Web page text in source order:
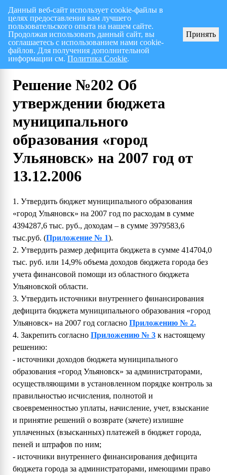
Перспективный план работ на I полугодие 2026 г.
Решение №202 Об
утверждении бюджета
муниципального
образования «город
Ульяновск» на 2007 год от
13.12.2006
1. Утвердить бюджет муниципального образования
«город Ульяновск» на 2007 год по расходам в сумме
4394287,6 тыс. руб., доходам – в сумме 3979583,6
тыс.руб. (Приложение № 1).
2. Утвердить размер дефицита бюджета в сумме 414704,0
тыс. руб. или 14,9% объема доходов бюджета города без
учета финансовой помощи из областного бюджета
Ульяновской области.
3. Утвердить источники внутреннего финансирования
дефицита бюджета муниципального образования «город
Ульяновск» на 2007 год согласно Приложению № 2.
4. Закрепить согласно Приложению № 3 к настоящему
решению:
- источники доходов бюджета муниципального
образования «город Ульяновск» за администраторами,
осуществляющими в установленном порядке контроль за
правильностью исчисления, полнотой и
своевременностью уплаты, начисление, учет, взыскание
и принятие решений о возврате (зачете) излишне
уплаченных (взысканных) платежей в бюджет города,
пеней и штрафов по ним;
- источники внутреннего финансирования дефицита
бюджета города за администраторами, имеющими право
Данный веб-сайт использует cookie-файлы в
целях предоставления вам лучшего
пользовательского опыта на нашем сайте.
Продолжая использовать данный сайт, вы
соглашаетесь с использованием нами cookie-
файлов. Для получения дополнительной
информации см.Политика Cookie.
Принять